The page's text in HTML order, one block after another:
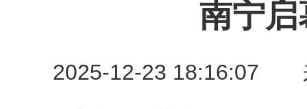
南宁启
2025-12-23 18:16:07